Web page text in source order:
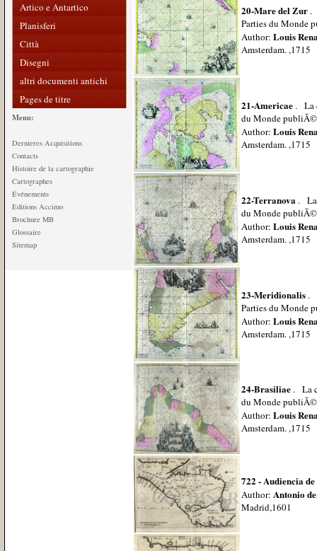
Artico e Antartico
Planisferi
Città
Disegni
altri documenti antichi
Pages de titre
Menu:
Dernieres Acquisitions
Contacts
Histoire de la cartographie
Cartographes
Événements
Editions Accimo
Brochure MB
Glossaire
Sitemap
20-Mare del Zur.
Parties du Monde
Author: Louis
Amsterdam. ,1715
21-Americae. La
du Monde publiÃ©
Author: Louis
Amsterdam. ,1715
22-Terranova. La
du Monde publiÃ©
Author: Louis
Amsterdam. ,1715
23-Meridionalis.
Parties du Monde
Author: Louis
Amsterdam. ,1715
24-Brasiliae. La
du Monde publiÃ©
Author: Louis
Amsterdam. ,1715
722 - Audiencia
Author: Antonio
Madrid,1601